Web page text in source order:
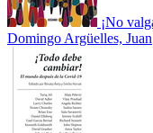
¡No
Domingo Argüelles, Juan